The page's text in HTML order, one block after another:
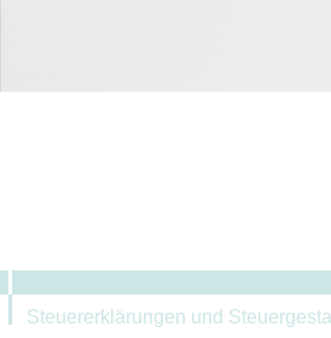
Steuererklärungen und